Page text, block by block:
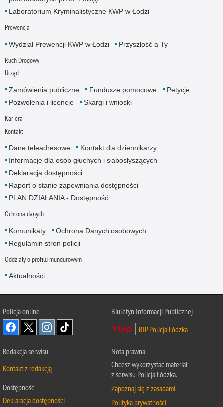
Laboratorium Kryminalistyczne KWP w Łodzi
Prewencja
Wydział Prewencji KWP w Łodzi Przyszłość a Ty
Ruch Drogowy
Urząd
Zamówienia publiczne Fundusze pomocowe
Petycje
Pozwolenia i licencje
Skargi i wnioski
Kariera
Kontakt
Dane teleadresowe
Kontakt dla dziennikarzy
Informacje dla osób głuchych i słabosłyszących
Deklaracja dostępności
Raport o stanie zapewniania dostępności
PLAN DZIAŁANIA - Dostępność
Ochrona danych
Komunikaty
Ochrona Danych osobowych
Regulamin stron policji
Oddziały o profilu mundurowym
Aktualności
Policja online
Biuletyn Informacji Publicznej
BIP Policja Łódzka
Redakcja serwisu
Kontakt z redakcją
Dostępność
Deklaracja dostępności
Nota prawna
Chcesz wykorzystać materiał
z serwisu Policja Łódzka.
Zapoznaj się z zasadami
Polityka prywatności